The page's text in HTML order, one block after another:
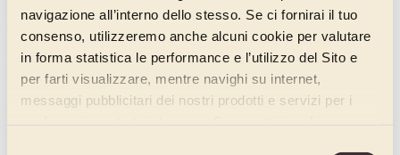
navigazione all’interno dello stesso. Se ci fornirai il tuo
consenso, utilizzeremo anche alcuni cookie per valutare
in forma statistica le performance e l’utilizzo del Sito e
per farti visualizzare, mentre navighi su internet,
messaggi pubblicitari dei nostri prodotti e servizi per i
farcitura e copertura, ha vinto il pasticciere Italo Vezzoli, titolare
Incroissanteria
di Carobbio degli Angeli BG, con il dolce dal
nomeL’Originale.
DULCIS IN FUNDO, LA CLASSIFICA COMPLETA.
Categoria Panettone